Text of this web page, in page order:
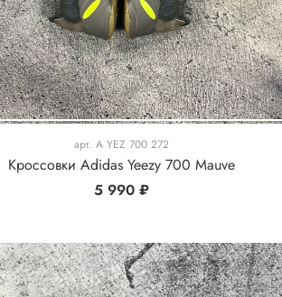
арт. A YEZ 700 272
Кроссовки Adidas Yeezy 700 Mauve
5 990 ₽